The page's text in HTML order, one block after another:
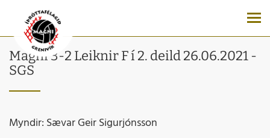
Magni 3-2 Leiknir F í 2. deild 26.06.2021 -
SGS
Myndir: Sævar Geir Sigurjónsson